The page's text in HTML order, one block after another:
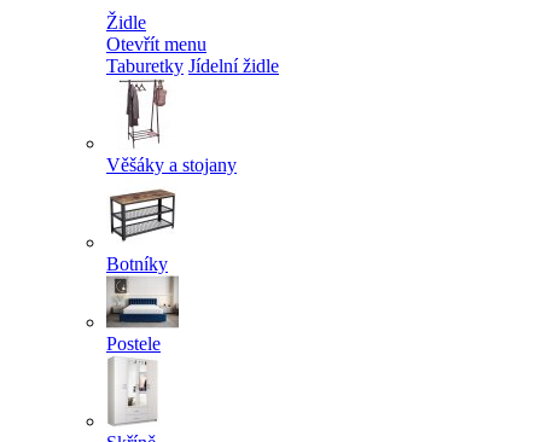
Židle
Otevřít menu
Taburetky Jídelní židle
Věšáky a stojany
Botníky
Postele